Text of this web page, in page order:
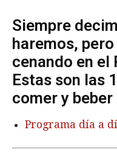
Siempre
haremos,
cenando en el
Estas son las
comer y
Programa día a